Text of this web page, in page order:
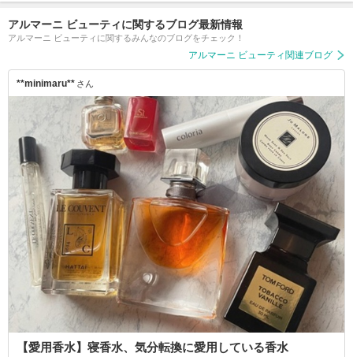
アルマーニ ビューティに関するブログ最新情報
アルマーニ ビューティに関するみんなのブログをチェック！
アルマーニ ビューティ関連ブログ
**minimaru** さん
【愛用香水】寝香水、気分転換に愛用している香水